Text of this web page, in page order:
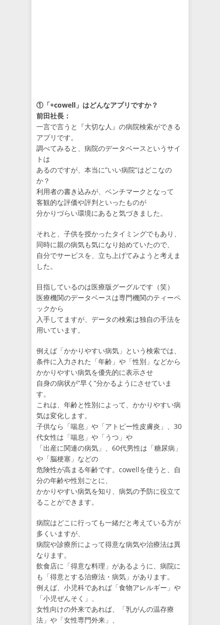
①「+cowell」はどんなアプリですか？
前田社長：
一言で言うと『大切な人』の病院検索ができる
アプリです。
調べてみると、病院のデータベースというサイ
トは
あるのですが、本当に”いい病院”はどこなの
か？
利用者の書き込みが、ベンチマークとなって
客観的な評価や評判といったものが
分かりづらい環境にあると気づきました。
それと、子供を授かったタイミングでもあり、
同時に親の病気も気になり始めていたので、
自分でサービスを、立ち上げてみようと考えま
した。
目指しているのは医療版グーグルです（笑）
医療機関のデータベースは専門機関のティーペ
ックから
入手してますが、データの検索は独自の手法を
用いています。
例えば「かかりやすい病気」という検索では、
条件に入力された「年齢」や「性別」などから
かかりやすい病気を優先的に表示させ
自身の病状が”早く”分かるようにさせていま
す。
これは、年齢と性別によって、かかりやすい病
気は変化します。
子供なら「喘息」や「アトピー性皮膚炎」、30
代女性は「喘息」や「うつ」や
「出産に関連の病気」、60代男性は「糖尿病」
や「脳梗塞」などの
危険性が高まる年齢です。cowellを使うと、自
分の年齢や性別ごとに、
かかりやすい病気を知り、病気の予防に役立て
ることができます。
病院はどこに行っても一緒だと考えている方が
多くいますが、
病院や診療所によって得意な病気や治療法は異
なります。
飲食店に「得意な料理」があるように、病院に
も「得意とする治療法・病気」があります。
例えば、小児科であれば「食物アレルギー」や
「小児ぜんそく」、
女性向けの外来であれば、「乳がんの温存療
法」や「女性専門外来」、